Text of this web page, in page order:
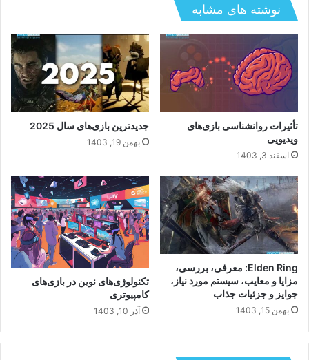
نوشته های مشابه
تأثیرات روانشناسی بازی‌های
ویدیویی
اسفند 3, 1403
جدیدترین بازی‌های سال 2025
بهمن 19, 1403
Elden Ring: معرفی، بررسی،
مزایا و معایب، سیستم مورد نیاز،
جوایز و جزئیات جذاب
بهمن 15, 1403
تکنولوژی‌های نوین در بازی‌های
کامپیوتری
آذر 10, 1403